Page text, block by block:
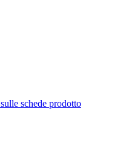
schede prodotto